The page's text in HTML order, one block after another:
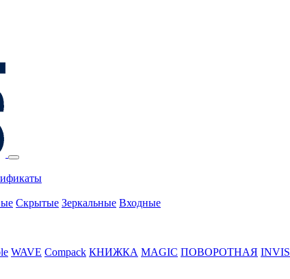
Скрытые Зеркальные Входные
WAVE Compack КНИЖКА MAGIC ПОВОРОТНАЯ